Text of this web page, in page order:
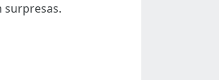
surpresas.